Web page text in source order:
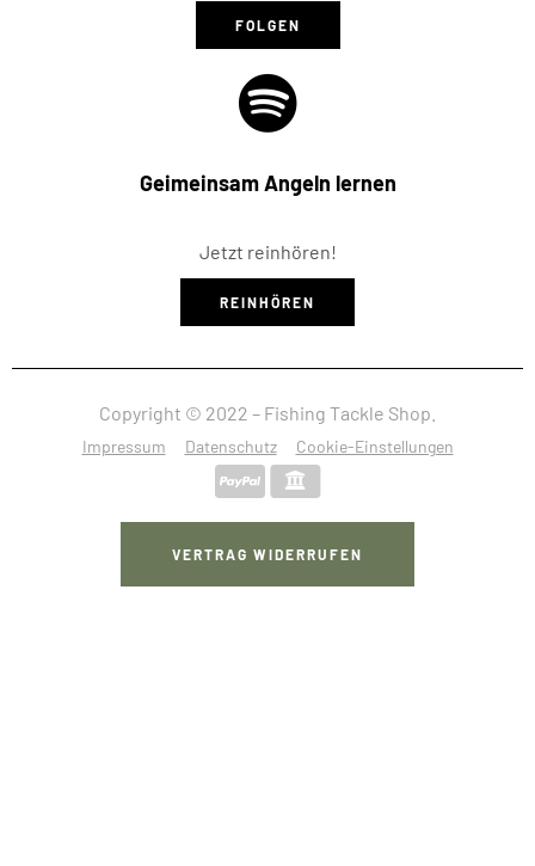
FOLGEN
Geimeinsam Angeln lernen
Jetzt reinhören!
REINHÖREN
Copyright © 2022 – Fishing Tackle Shop.
Impressum Datenschutz Cookie-Einstellungen
VERTRAG WIDERRUFEN